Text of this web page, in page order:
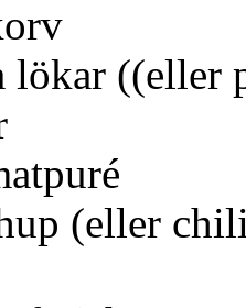
lökar ((eller
(eller